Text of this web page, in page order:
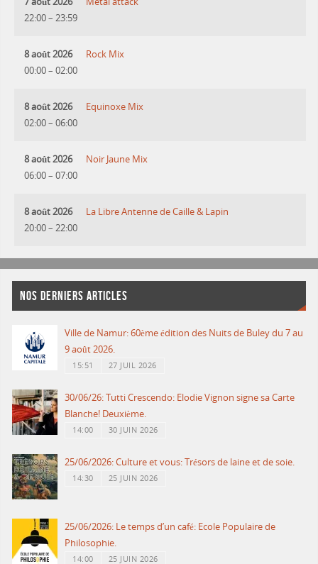
22:00– 23:59
8 août 2026
00:00– 02:00
Rock Mix
8 août 2026
02:00– 06:00
Equinoxe Mix
8 août 2026
06:00– 07:00
Noir Jaune Mix
8 août 2026
20:00– 22:00
La Libre Antenne de Caille & Lapin
NOS DERNIERS ARTICLES
Ville de Namur: 60ème édition des Nuits de Buley du 7 au
9 août 2026.
15:51 27 JUIL 2026
30/06/26: Tutti Crescendo: Elodie Vignon signe sa Carte
Blanche! Deuxième.
14:00 30 JUIN 2026
25/06/2026: Culture et vous: Trésors de laine et de soie.
14:30 25 JUIN 2026
25/06/2026: Le temps d’un café: Ecole Populaire de
Philosophie.
14:00 25 JUIN 2026